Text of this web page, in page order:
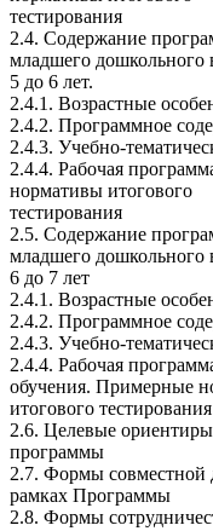
тестирования
2.4. Содержание
младшего дошкольного
5 до 6 лет.
2.4.1. Возрастные
2.4.2. Программное
2.4.3. Учебно-
2.4.4. Рабочая
нормативы итогового
тестирования
2.5. Содержание
младшего дошкольного
6 до 7 лет
2.4.1. Возрастные
2.4.2. Программное
2.4.3. Учебно-
2.4.4. Рабочая
обучения. Примерные
итогового тестирования
2.6. Целевые ориентиры
программы
2.7. Формы совместной
рамках Программы
2.8. Формы